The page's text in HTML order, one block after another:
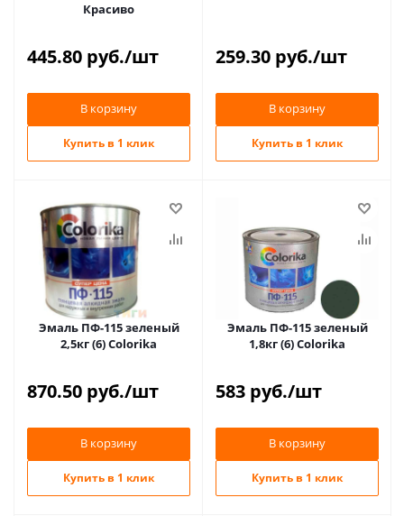
Красиво
445.80 руб./шт
В корзину
Купить в 1 клик
259.30 руб./шт
В корзину
Купить в 1 клик
Эмаль ПФ-115 зеленый
2,5кг (6) Colorika
870.50 руб./шт
В корзину
Купить в 1 клик
Эмаль ПФ-115 зеленый
1,8кг (6) Colorika
583 руб./шт
В корзину
Купить в 1 клик